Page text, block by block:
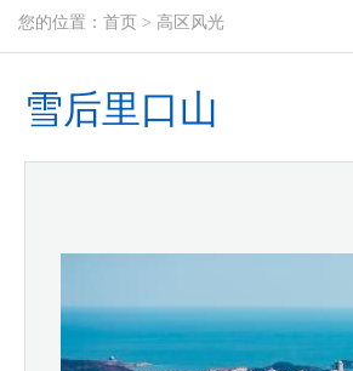
您的位置：首页 > 高区风光
雪后里口山